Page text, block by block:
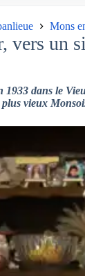
Mons
vers un
1933 dans le
plus vieux